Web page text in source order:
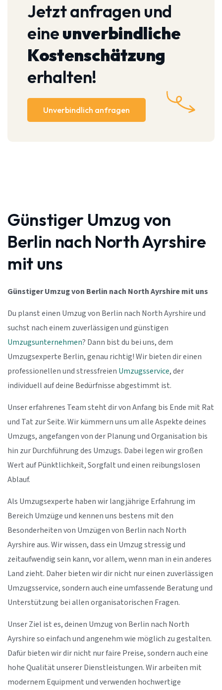
Jetzt anfragen und
eineunverbindliche
Kostenschätzung
erhalten!
Unverbindlich anfragen
Günstiger Umzug von
Berlin nach North Ayrshire
mit uns
Günstiger Umzug von Berlin nach North Ayrshire mit uns
Du planst einen Umzug von Berlin nach North Ayrshire und
suchst nach einem zuverlässigen und günstigen
Umzugsunternehmen? Dann bist du bei uns, dem
Umzugsexperte Berlin, genau richtig! Wir bieten dir einen
professionellen und stressfreien Umzugsservice, der
individuell auf deine Bedürfnisse abgestimmt ist.
Unser erfahrenes Team steht dir von Anfang bis Ende mit Rat
und Tat zur Seite. Wir kümmern uns um alle Aspekte deines
Umzugs, angefangen von der Planung und Organisation bis
hin zur Durchführung des Umzugs. Dabei legen wir großen
Wert auf Pünktlichkeit, Sorgfalt und einen reibungslosen
Ablauf.
Als Umzugsexperte haben wir langjährige Erfahrung im
Bereich Umzüge und kennen uns bestens mit den
Besonderheiten von Umzügen von Berlin nach North
Ayrshire aus. Wir wissen, dass ein Umzug stressig und
zeitaufwendig sein kann, vor allem, wenn man in ein anderes
Land zieht. Daher bieten wir dir nicht nur einen zuverlässigen
Umzugsservice, sondern auch eine umfassende Beratung und
Unterstützung bei allen organisatorischen Fragen.
Unser Ziel ist es, deinen Umzug von Berlin nach North
Ayrshire so einfach und angenehm wie möglich zu gestalten.
Dafür bieten wir dir nicht nur faire Preise, sondern auch eine
hohe Qualität unserer Dienstleistungen. Wir arbeiten mit
modernem Equipment und verwenden hochwertige